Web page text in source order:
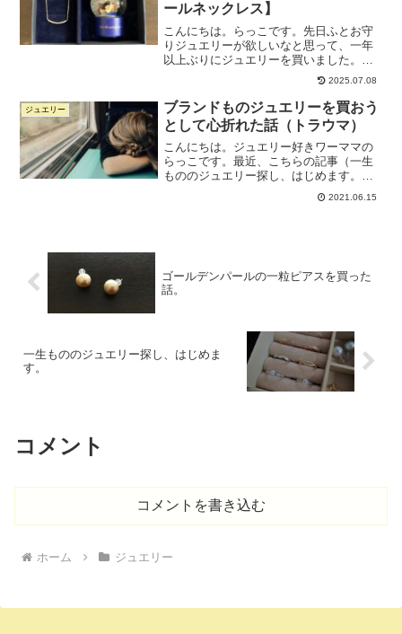
ールネックレス】
こんにちは。らっこです。先日ふとお守
りジュエリーが欲しいなと思って、一年
以上ぶりにジュエリーを買いました。ゲ
ットしたのはヴァンドーム青山のシンプ
ルなネックレスです。こちら。公式サイ
トはこちら↓ダイヤモンド リュール ネッ
クレスヴァンドーム青...
2025.07.08
ジュエリー
ブランドものジュエリーを買おう
として心折れた話（トラウマ）
こんにちは。ジュエリー好きワーママの
らっこです。最近、こちらの記事（一生
もののジュエリー探し、はじめます。）
を筆頭に、ジュエリー関係の記事を読ん
でくださる方が増えてきました。らっこ
2021.06.15
ゴールデンパールの一粒ピアスを買った
話。
一生もののジュエリー探し、はじめま
す。
コメント
コメントを書き込む
ホーム ジュエリー